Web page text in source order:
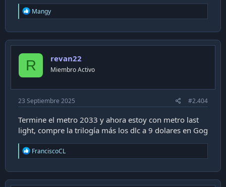
Sé que aún no sale, pero para 2026 (primer trimestre)
vendrá un gran esperado, el Crimson Desert, estrenan
motor gráfico propio y se ve tan increíble que literal hay
mucho excepticismo en que cumplan, pero si llega a salir
R
e
c
t
o
n
Mangy
R revan22
Miembro Activo
23 Septiembre 2025 #2.404
Termine el metro 2033 y ahora estoy con metro last
light, compre la trilogía más los dlc a 9 dolares en Gog
R
e
c
t
FranciscoCL